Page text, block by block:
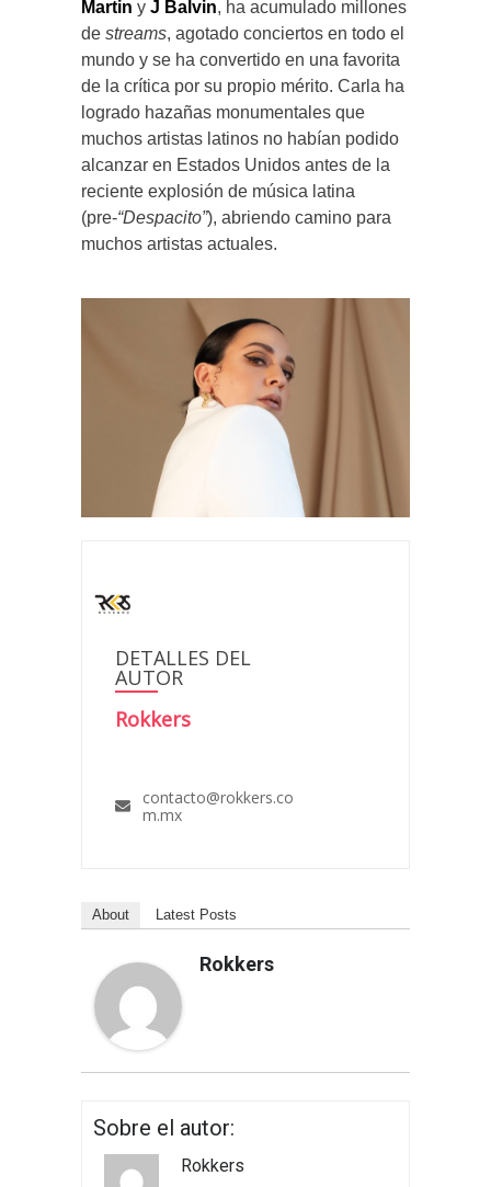
Martin y J Balvin, ha acumulado millones
de streams, agotado conciertos en todo el
mundo y se ha convertido en una favorita
de la crítica por su propio mérito. Carla ha
logrado hazañas monumentales que
muchos artistas latinos no habían podido
alcanzar en Estados Unidos antes de la
reciente explosión de música latina
(pre-“Despacito”), abriendo camino para
muchos artistas actuales.
DETALLES DEL
AUTOR
Rokkers
contacto@rokkers.co
m.mx
About Latest Posts
Rokkers
Sobre el autor:
Rokkers